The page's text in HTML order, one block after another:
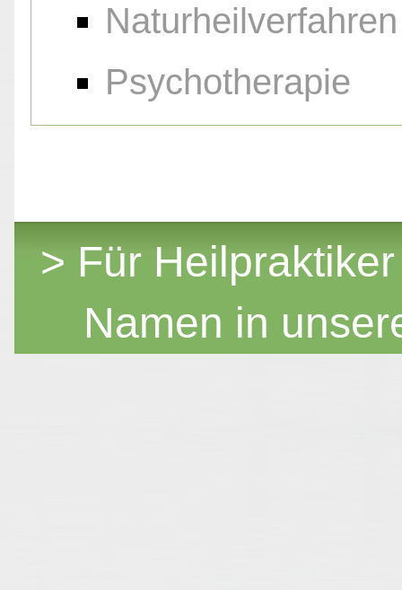
Naturheilverfahren
Psychotherapie
> Für
Namen in